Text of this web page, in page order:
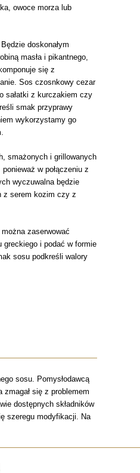
owoce morza lub
doskonałym
masła i pikantnego,
się z
Sos czosnkowy cezar
sałatki z kurczakiem czy
smak przyprawy
wykorzystamy go
smażonych i grillowanych
w połączeniu z
wyczuwalna będzie
z serem kozim czy z
zaserwować
greckiego i podać w formie
sosu podkreśli walory
sosu. Pomysłodawcą
się z problemem
dostępnych składników
szeregu modyfikacji. Na